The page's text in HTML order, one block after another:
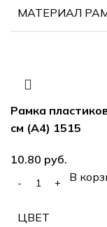
МАТЕРИАЛ
Рамка
см (А4) 1515
10.80 руб.
В
ЦВЕТ